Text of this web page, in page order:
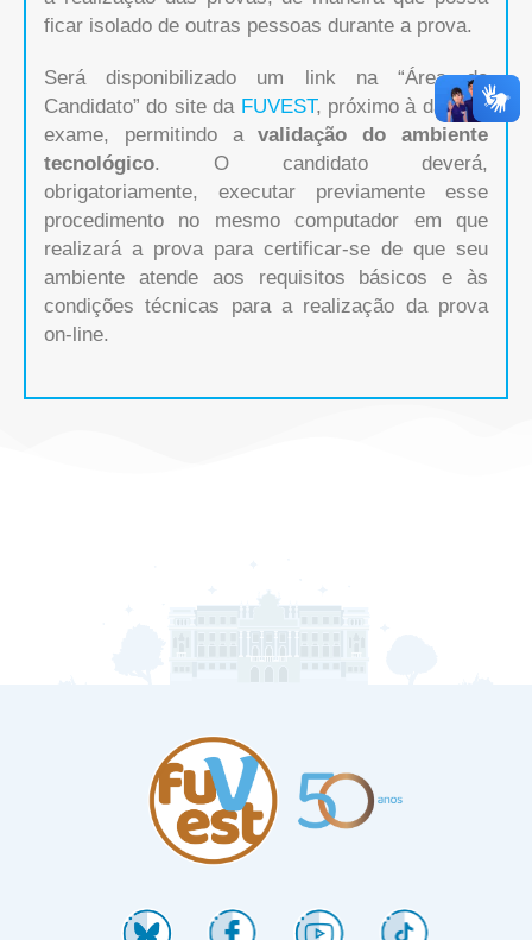
ficar isolado de outras pessoas durante a prova.
Será disponibilizado um link na “Área do
Candidato” do site da FUVEST, próximo à data de
exame, permitindo avalidação do ambiente
tecnológico. O candidato deverá,
obrigatoriamente, executar previamente esse
procedimento no mesmo computador em que
realizará a prova para certificar-se de que seu
ambiente atende aos requisitos básicos e às
condições técnicas para a realização da prova
on-line.